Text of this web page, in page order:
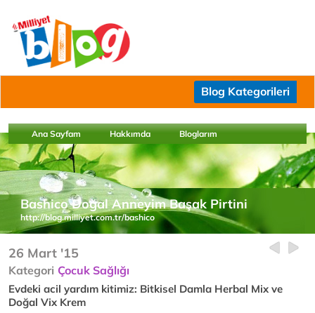
Blog Kategorileri
Ana Sayfam Hakkımda Bloglarım
Bashico Doğal Anneyim Başak Pirtini
http://blog.milliyet.com.tr/bashico
26 Mart '15
Kategori Çocuk Sağlığı
Evdeki acil yardım kitimiz: Bitkisel Damla Herbal Mix ve
Doğal Vix Krem